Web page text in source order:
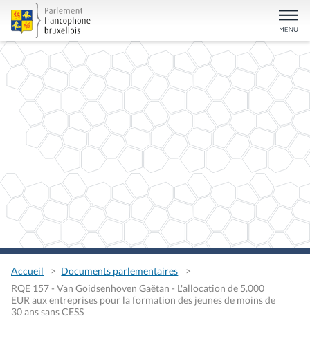
Accueil
Documents parlementaires
RQE 157 - Van Goidsenhoven Gaëtan - L'allocation de 5.000
EUR aux entreprises pour la formation des jeunes de moins de
30 ans sans CESS